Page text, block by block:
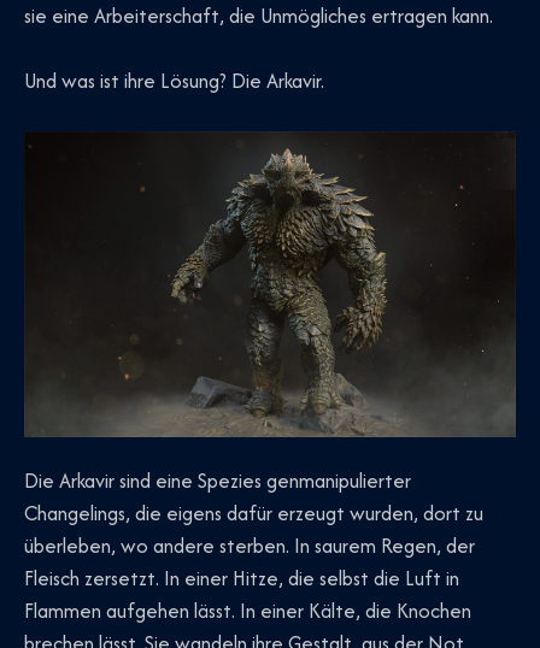
sie eine Arbeiterschaft, die Unmögliches ertragen kann.
Und was ist ihre Lösung? Die Arkavir.
Die Arkavir sind eine Spezies genmanipulierter
Changelings, die eigens dafür erzeugt wurden, dort zu
überleben, wo andere sterben. In saurem Regen, der
Fleisch zersetzt. In einer Hitze, die selbst die Luft in
Flammen aufgehen lässt. In einer Kälte, die Knochen